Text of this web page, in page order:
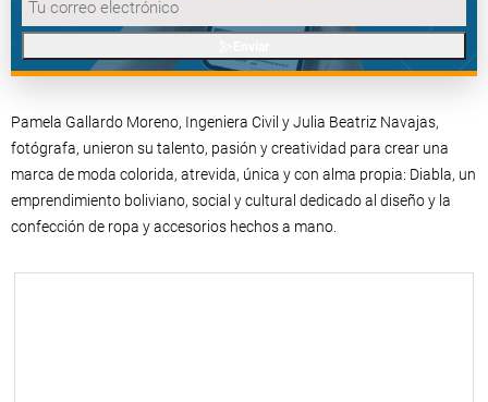
Pamela Gallardo Moreno, Ingeniera Civil y Julia Beatriz Navajas,
fotógrafa, unieron su talento, pasión y creatividad para crear una
marca de moda colorida, atrevida, única y con alma propia: Diabla, un
emprendimiento boliviano, social y cultural dedicado al diseño y la
confección de ropa y accesorios hechos a mano.